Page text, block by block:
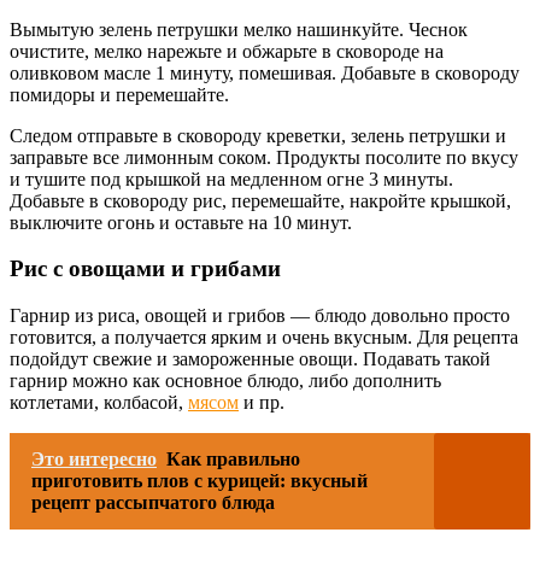
Вымытую зелень петрушки мелко нашинкуйте. Чеснок
очистите, мелко нарежьте и обжарьте в сковороде на
оливковом масле 1 минуту, помешивая. Добавьте в сковороду
помидоры и перемешайте.
Следом отправьте в сковороду креветки, зелень петрушки и
заправьте все лимонным соком. Продукты посолите по вкусу
и тушите под крышкой на медленном огне 3 минуты.
Добавьте в сковороду рис, перемешайте, накройте крышкой,
выключите огонь и оставьте на 10 минут.
Рис с овощами и грибами
Гарнир из риса, овощей и грибов — блюдо довольно просто
готовится, а получается ярким и очень вкусным. Для рецепта
подойдут свежие и замороженные овощи. Подавать такой
гарнир можно как основное блюдо, либо дополнить
котлетами, колбасой, мясом и пр.
Это интересно Как правильно
приготовить плов с курицей: вкусный
рецепт рассыпчатого блюда